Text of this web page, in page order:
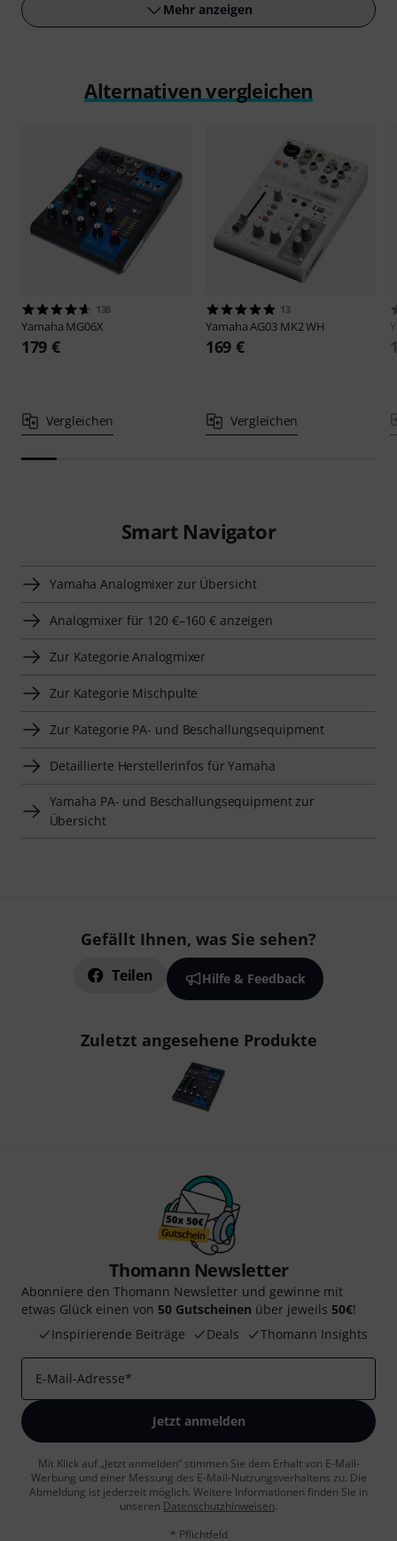
Mehr anzeigen
Alternativen vergleichen
138
Yamaha MG06X
179 €
Vergleichen
13
YamahaAG03 MK2 WH
169 €
Vergleichen
Smart Navigator
Yamaha Analogmixer zur Übersicht
Analogmixer für 120 €–160 € anzeigen
Zur Kategorie Analogmixer
Zur Kategorie Mischpulte
Zur Kategorie PA- und Beschallungsequipment
Detaillierte Herstellerinfos für Yamaha
Yamaha PA- und Beschallungsequipment zur
Übersicht
Gefällt Ihnen, was Sie sehen?
Teilen Hilfe & Feedback
Zuletzt angesehene Produkte
Thomann Newsletter
Abonniere den Thomann Newsletter und gewinne mit
etwas Glück einen von 50 Gutscheinen über jeweils 50€!
Inspirierende Beiträge
Deals Thomann Insights
E-Mail-Adresse*
Jetzt anmelden
Mit Klick auf „Jetzt anmelden“ stimmen Sie dem Erhalt von E-Mail-
Werbung und einer Messung des E-Mail-Nutzungsverhaltens zu. Die
Abmeldung ist jederzeit möglich. Weitere Informationen finden Sie in
unseren Datenschutzhinweisen.
* Pflichtfeld